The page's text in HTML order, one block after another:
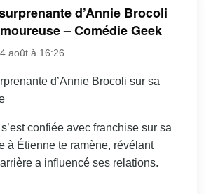
d’Annie Brocoli
– Comédie Geek
août à 16:26
d’Annie Brocoli sur sa
confiée avec franchise sur sa
à Étienne te ramène, révélant
a influencé ses relations.